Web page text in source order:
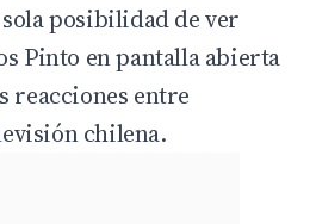
posibilidad de ver
Pinto en pantalla abierta
reacciones entre
chilena.